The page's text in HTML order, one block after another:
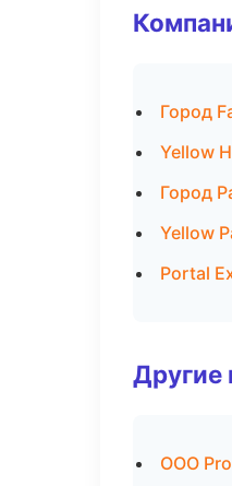
Город
Yellow
Город
Yellow
Portal
Другие
ООО